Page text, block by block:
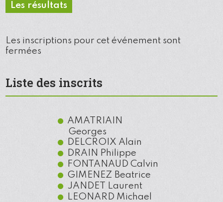
Les résultats
Les inscriptions pour cet événement sont
fermées
Liste des inscrits
AMATRIAIN
Georges
DELCROIX Alain
DRAIN Philippe
FONTANAUD Calvin
GIMENEZ Beatrice
JANDET Laurent
LEONARD Michael